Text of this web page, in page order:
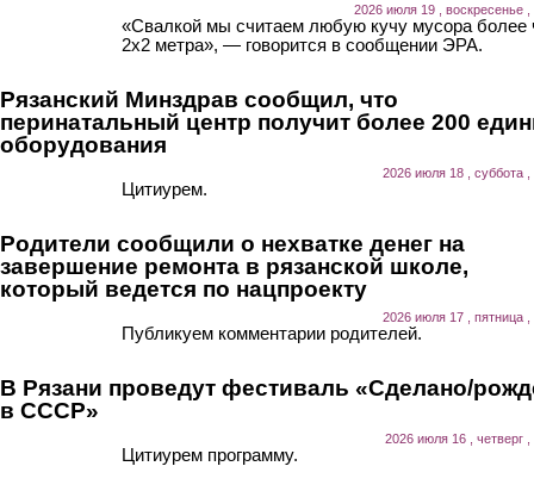
2026 июля 19 , воскресенье ,
«Свалкой мы считаем любую кучу мусора более
2х2 метра», — говорится в сообщении ЭРА.
Рязанский Минздрав сообщил, что
перинатальный центр получит более 200
оборудования
2026 июля 18 , суббота ,
Цитиурем.
Родители сообщили о нехватке денег на
завершение ремонта в рязанской школе,
который ведется по нацпроекту
2026 июля 17 , пятница ,
Публикуем комментарии родителей.
В Рязани проведут фестиваль «Сделано/
в СССР»
2026 июля 16 , четверг ,
Цитиурем программу.